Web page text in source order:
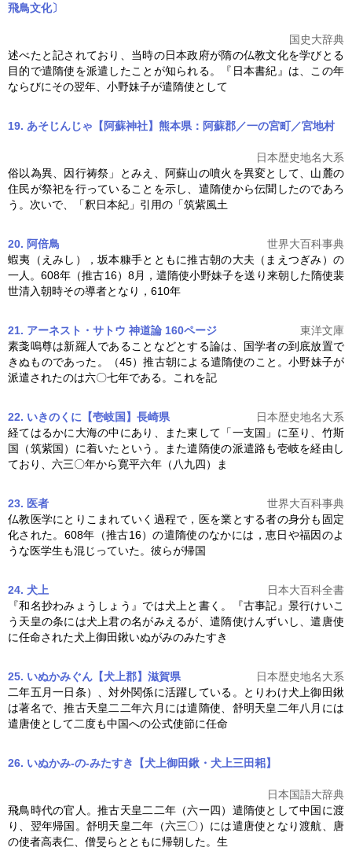
飛鳥文化〕
国史大辞典
述べたと記されており、当時の日本政府が隋の仏教文化を学びとる
目的で遣隋使を派遣したことが知られる。『日本書紀』は、この年
ならびにその翌年、小野妹子が遣隋使として
19. あそじんじゃ【阿蘇神社】熊本県：阿蘇郡／一の宮町／宮地村
日本歴史地名大系
俗以為異、因行祷祭」とみえ、阿蘇山の噴火を異変として、山麓の
住民が祭祀を行っていることを示し、 遣隋使から伝聞したのであろ
う。次いで、「釈日本紀」引用の「筑紫風土
20. 阿倍鳥
世界大百科事典
蝦夷（えみし），坂本糠手とともに推古朝の大夫（まえつぎみ）の
一人。608年（推古16）8月， 遣隋使小野妹子を送り来朝した隋使裴
世清入朝時その導者となり，610年
21. アーネスト・サトウ 神道論 160ページ
東洋文庫
素戔嗚尊は新羅人であることなどとする論は、国学者の到底放置で
きぬものであった。（45）推古朝による遣隋使のこと。小野妹子が
派遣されたのは六〇七年である。これを記
22. いきのくに【壱岐国】長崎県
日本歴史地名大系
経てはるかに大海の中にあり、また東して「一支国」に至り、竹斯
国（筑紫国）に着いたという。また遣隋使の派遣路も壱岐を経由し
ており、六三〇年から寛平六年（八九四）ま
23. 医者
世界大百科事典
仏教医学にとりこまれていく過程で，医を業とする者の身分も固定
化された。608年（推古16）の遣隋使のなかには，恵日や福因のよ
うな医学生も混じっていた。彼らが帰国
24. 犬上
日本大百科全書
『和名抄わみょうしょう』では犬上と書く。『古事記』景行けいこ
う天皇の条には犬上君の名がみえるが、 遣隋使けんずいし、遣唐使
に任命された犬上御田鍬いぬがみのみたすき
25. いぬかみぐん【犬上郡】滋賀県
日本歴史地名大系
二年五月一日条）、対外関係に活躍している。とりわけ犬上御田鍬
は著名で、推古天皇二二年六月には遣隋使、舒明天皇二年八月には
遣唐使として二度も中国への公式使節に任命
26. いぬかみ‐の‐みたすき【犬上御田鍬・犬上三田耜】
日本国語大辞典
飛鳥時代の官人。推古天皇二二年（六一四） 遣隋使として中国に渡
り、翌年帰国。舒明天皇二年（六三〇）には遣唐使となり渡航、唐
の使者高表仁、僧旻らとともに帰朝した。生